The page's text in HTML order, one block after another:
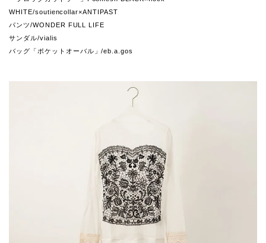
WHITE/soutiencollar×ANTIPAST
パンツ/WONDER FULL LIFE
サンダル/vialis
バッグ「ポケットオーバル」/eb.a.gos